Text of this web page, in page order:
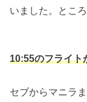
いました。ところ
10:55のフライト
セブからマニラ